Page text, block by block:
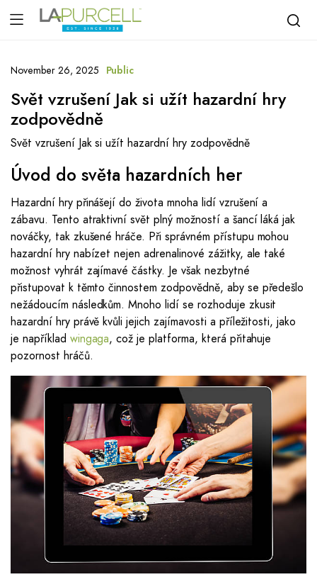
November 26, 2025 Public
Svět vzrušení Jak si užít hazardní hry
zodpovědně
Svět vzrušení Jak si užít hazardní hry zodpovědně
Úvod do světa hazardních her
Hazardní hry přinášejí do života mnoha lidí vzrušení a
zábavu. Tento atraktivní svět plný možností a šancí láká jak
nováčky, tak zkušené hráče. Při správném přístupu mohou
hazardní hry nabízet nejen adrenalinové zážitky, ale také
možnost vyhrát zajímavé částky. Je však nezbytné
přistupovat k těmto činnostem zodpovědně, aby se předešlo
nežádoucím následkům. Mnoho lidí se rozhoduje zkusit
hazardní hry právě kvůli jejich zajímavosti a příležitosti, jako
je například wingaga, což je platforma, která přitahuje
pozornost hráčů.